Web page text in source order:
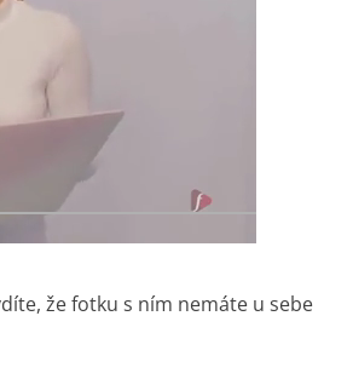
že fotku s ním nemáte u sebe